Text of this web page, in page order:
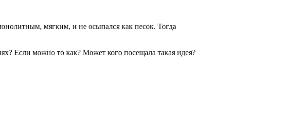
мягким, и не осыпался как песок. Тогда
Если можно то как? Может кого посещала такая идея?